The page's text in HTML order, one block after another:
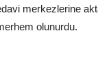
merkezlerine
olunurdu.